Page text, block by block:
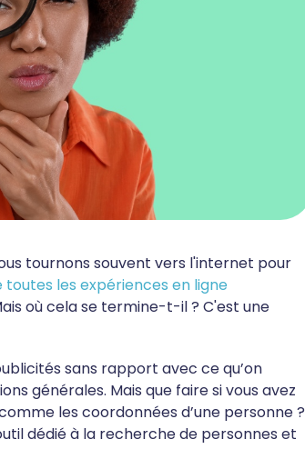
tournons souvent vers l'internet pour
toutes les expériences en ligne
où cela se termine-t-il ? C'est une
sans rapport avec ce qu’on
générales. Mais que faire si vous avez
les coordonnées d’une personne ?
dédié à la recherche de personnes et